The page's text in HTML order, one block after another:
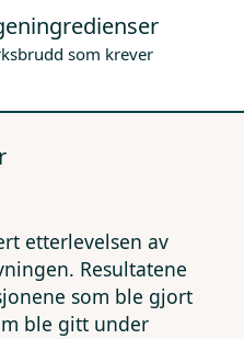
som krever
etterlevelsen av
Resultatene
som ble gjort
ble gitt under